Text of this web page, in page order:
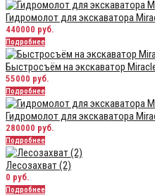
Гидромолот для экскаватора
440000 руб.
Подробнее
Быстросъём на экскаватор
55000 руб.
Подробнее
Гидромолот для экскаватора
280000 руб.
Подробнее
Лесозахват (2)
0 руб.
Подробнее